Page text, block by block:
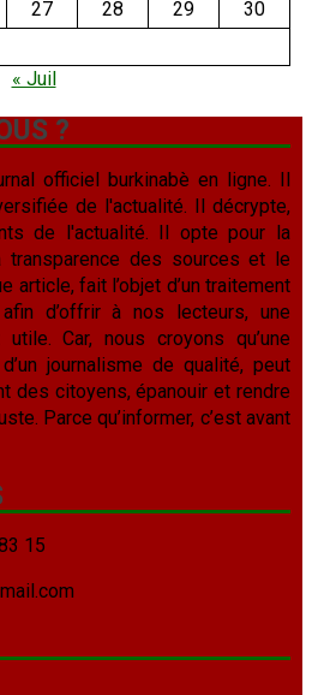
27 28 29
30
« Juil
?
officiel burkinabè en ligne. Il
de l'actualité. Il décrypte,
de l'actualité. Il opte pour la
transparence des sources et le
article, fait l’objet d’un traitement
d’offrir à nos lecteurs, une
Car, nous croyons qu’une
journalisme de qualité, peut
des citoyens, épanouir et rendre
Parce qu’informer, c’est avant
15